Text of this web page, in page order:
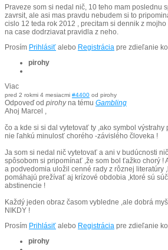
Praveze som si nedal nič, 10 teho mam poslednu
zavrsit, ale asi mas pravdu nebudem si to
cislo 12 teda rok 2012 , precitam si dennik z
na case dodrziavat pravidla z neho.
Prosím Prihlásiť alebo Registrácia pre zdieľanie
pirohy
Viac
pred 2 rokmi 4 mesiacmi #4400 od pirohy
Odpoveď od pirohyna tému Gambling
Ahoj Marcel ,
čo a kde si si dal vytetovať ty ,ako symbol výstrahy
nie ľahkú minulosť chorého -závislého človeka !
Ja som si nedal nič vytetovať a ani v budúcnosti
spôsobom si pripomínať ,že som bol ťažko chorý !
a podvedomia uložil cenné rady z rôznej literatúry
pomáhajú prežívať aj krízové obdobia ,ktoré sú
abstinencie !
Každý jeden obraz časom vybledne ,ale dobrá
NIKDY !
Prosím Prihlásiť alebo Registrácia pre zdieľanie
pirohy